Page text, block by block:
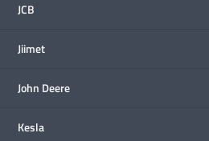
JCB
Jiimet
John Deere
Kesla